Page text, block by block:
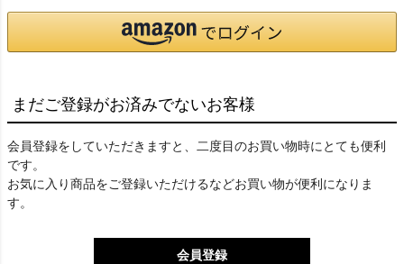
まだご登録がお済みでないお客様
会員登録をしていただきますと、二度目のお買い物時にとても便利
です。
お気に入り商品をご登録いただけるなどお買い物が便利になりま
す。
会員登録